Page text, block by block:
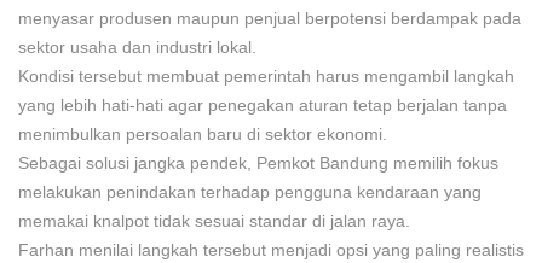
menyasar produsen maupun penjual berpotensi berdampak pada
sektor usaha dan industri lokal.
Kondisi tersebut membuat pemerintah harus mengambil langkah
yang lebih hati-hati agar penegakan aturan tetap berjalan tanpa
menimbulkan persoalan baru di sektor ekonomi.
Sebagai solusi jangka pendek, Pemkot Bandung memilih fokus
melakukan penindakan terhadap pengguna kendaraan yang
memakai knalpot tidak sesuai standar di jalan raya.
Farhan menilai langkah tersebut menjadi opsi yang paling realistis